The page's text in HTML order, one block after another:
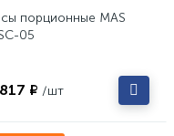
порционные MAS
05
₽ /шт